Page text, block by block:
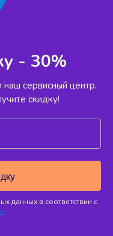
- 30%
сервисный центр.
скидку!
данных в соответствии с